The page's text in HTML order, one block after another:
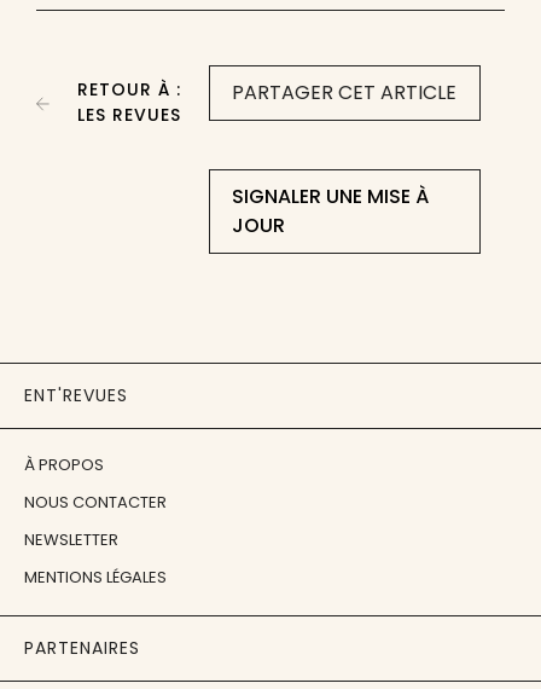
PARTAGER CET ARTICLE
SIGNALER UNE MISE À
JOUR
RETOUR À :
LES REVUES
ENT'REVUES
À PROPOS
NOUS CONTACTER
NEWSLETTER
MENTIONS LÉGALES
PARTENAIRES